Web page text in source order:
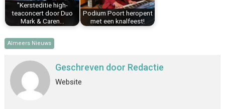
"Kersteditie high-
teaconcert door Duo
Mark & Caren…
Podium Poort heropent
met een knalfeest!
Almeers Nieuws
Geschreven door Redactie
Website